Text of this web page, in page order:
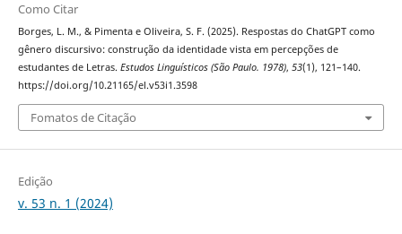
Como Citar
Borges, L. M., & Pimenta e Oliveira, S. F. (2025). Respostas do ChatGPT como
gênero discursivo: construção da identidade vista em percepções de
estudantes de Letras. Estudos Linguísticos (São Paulo. 1978), 53(1), 121–140.
https://doi.org/10.21165/el.v53i1.3598
Fomatos de Citação
Edição
v. 53 n. 1 (2024)